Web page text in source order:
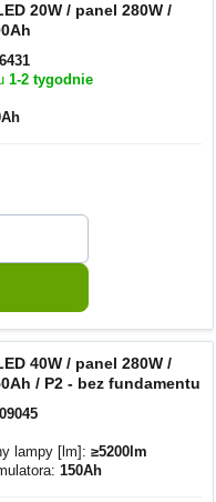
20W / panel 280W /
1-2 tygodnie
40W / panel 280W /
/ P2 - bez fundamentu
lampy [lm]:≥5200lm
150Ah